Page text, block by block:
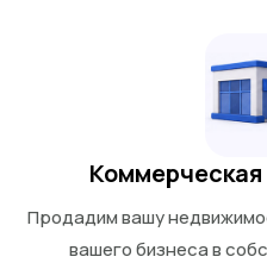
Продадим вашу
вашего бизнеса в